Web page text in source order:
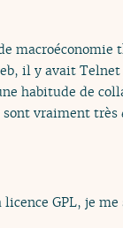
macroéconomie
il y avait
habitude de
sont vraiment très
GPL, je me